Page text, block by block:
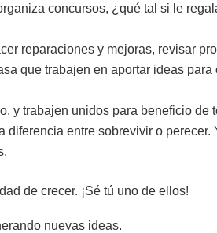
concursos, ¿qué tal si le
reparaciones y mejoras, revisar
que trabajen en aportar ideas para
y trabajen unidos para beneficio de
entre sobrevivir o perecer.
de crecer. ¡Sé tú uno de ellos!
nuevas ideas.